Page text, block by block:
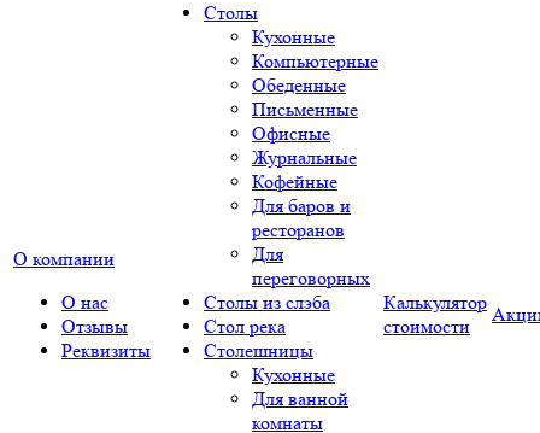
О компании
О нас
Отзывы
Реквизиты
Столы
Кухонные
Компьютерные
Обеденные
Письменные
Офисные
Журнальные
Кофейные
Для баров и
ресторанов
Для
переговорных
Столы из слэба
Стол река
Столешницы
Кухонные
Для ванной
комнаты
Калькулятор
стоимости